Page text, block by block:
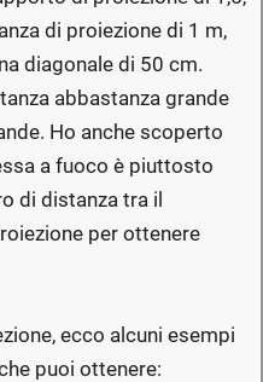
di proiezione di 1 m,
diagonale di 50 cm.
abbastanza grande
Ho anche scoperto
a fuoco è piuttosto
di distanza tra il
per ottenere
ecco alcuni esempi
puoi ottenere: